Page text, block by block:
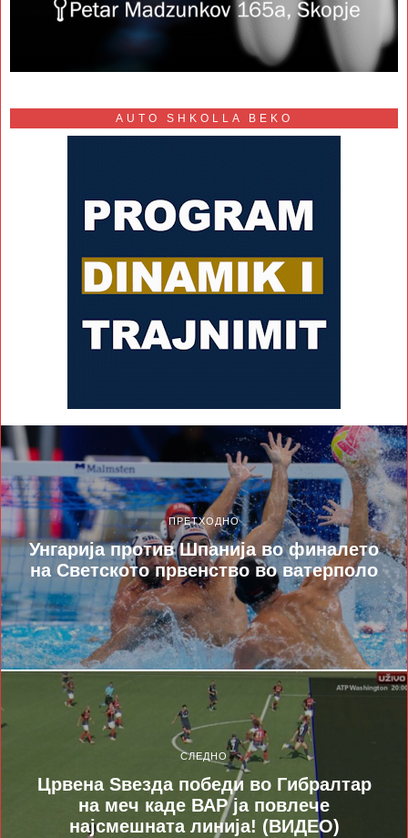
AUTO SHKOLLA BEKO
ПРЕТХОДНО
Унгарија против Шпанија во финалето
на Светското првенство во ватерполо
СЛЕДНО
Црвена Ѕвезда победи во Гибралтар
на меч каде ВАР ја повлече
најсмешната линија! (ВИДЕО)